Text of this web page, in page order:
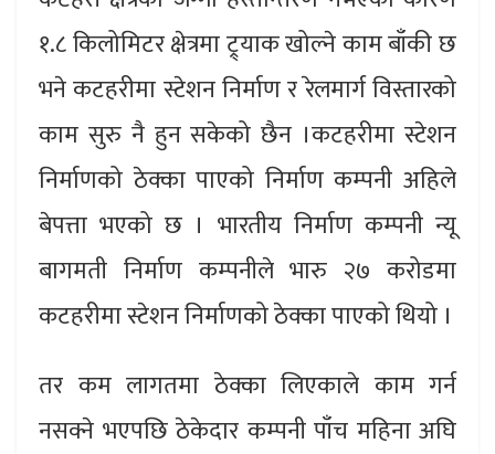
१.८ किलोमिटर क्षेत्रमा ट्र्याक खोल्ने काम बाँकी छ
भने कटहरीमा स्टेशन निर्माण र रेलमार्ग विस्तारको
काम सुरु नै हुन सकेको छैन ।कटहरीमा स्टेशन
निर्माणको ठेक्का पाएको निर्माण कम्पनी अहिले
बेपत्ता भएको छ । भारतीय निर्माण कम्पनी न्यू
बागमती निर्माण कम्पनीले भारु २७ करोडमा
कटहरीमा स्टेशन निर्माणको ठेक्का पाएको थियो ।
तर कम लागतमा ठेक्का लिएकाले काम गर्न
नसक्ने भएपछि ठेकेदार कम्पनी पाँच महिना अघि